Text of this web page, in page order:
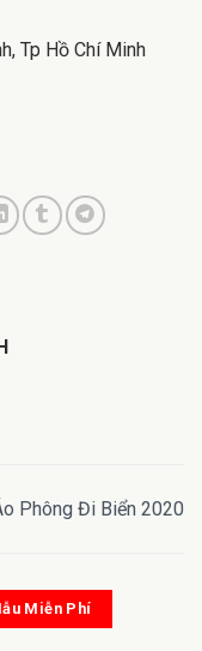
Tp Hồ Chí Minh
Phông Đi Biển 2020
Miễn Phí